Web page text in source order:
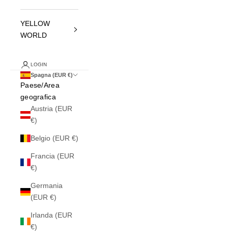
YELLOW
WORLD
LOGIN
Spagna (EUR €)
Paese/Area
geografica
Austria (EUR
€)
Belgio (EUR €)
Francia (EUR
€)
Germania
(EUR €)
Irlanda (EUR
€)